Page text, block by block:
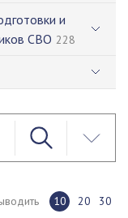
и
СВО 228
10 20 30